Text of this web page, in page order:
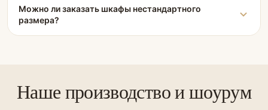
Можно ли заказать шкафы нестандартного
размера?
Наше производство и шоурум